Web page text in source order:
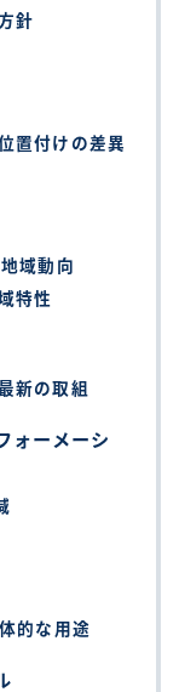
針
置付けの差異
域動向
特性
新の取組
ォーメーシ
的な用途